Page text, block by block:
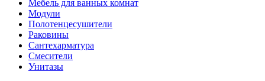
Мебель для ванных комнат
Модули
Полотенцесушители
Раковины
Сантехарматура
Смесители
Унитазы